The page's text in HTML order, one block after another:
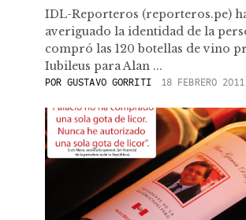
IDL-Reporteros (reporteros.pe)
averiguado la identidad de la
compró las 120 botellas de vino
Iubileus para Alan ...
POR GUSTAVO GORRITI 18 FEBRERO 2011